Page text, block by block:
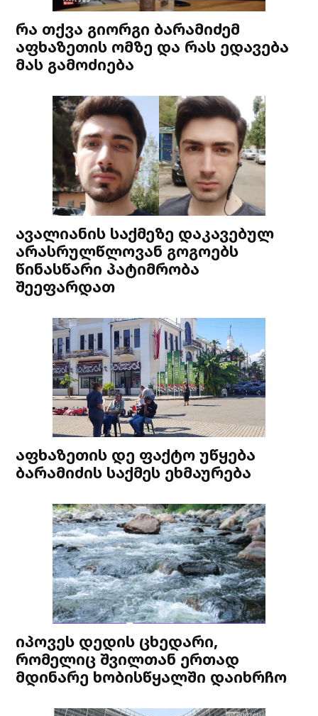
რა თქვა გიორგი ბარამიძემ
აფხაზეთის ომზე და რას ედავება
მას გამოძიება
ავალიანის საქმეზე დაკავებულ
არასრულწლოვან გოგოებს
წინასწარი პატიმრობა
შეეფარდათ
აფხაზეთის დე ფაქტო უწყება
ბარამიძის საქმეს ეხმაურება
იპოვეს დედის ცხედარი,
რომელიც შვილთან ერთად
მდინარე ხობისწყალში დაიხრჩო